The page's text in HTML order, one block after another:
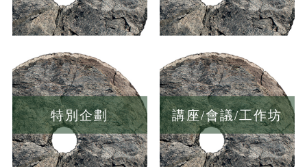
特別企劃 講座/會議/工作坊